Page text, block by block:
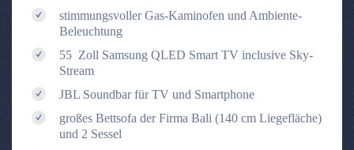
stimmungsvoller Gas-Kaminofen und Ambiente-
Beleuchtung
55 Zoll Samsung QLED Smart TV inclusive Sky-
Stream
JBL Soundbar für TV und Smartphone
großes Bettsofa der Firma Bali (140 cm Liegefläche)
und 2 Sessel